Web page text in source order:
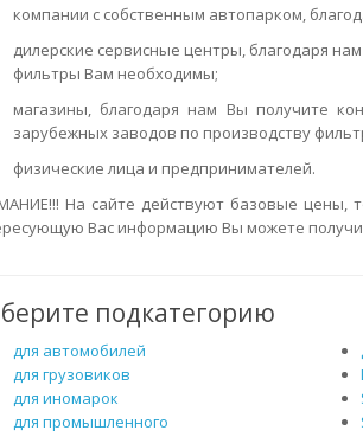
компании с собственным автопарком,
дилерские сервисные центры, благодаря
фильтры Вам необходимы;
магазины, благодаря нам Вы получите
зарубежных заводов по производству
физические лица и предпринимателей.
На сайте действуют базовые цены,
Вас информацию Вы можете
подкатегорию
для автомобилей
для грузовиков
для иномарок
для промышленного